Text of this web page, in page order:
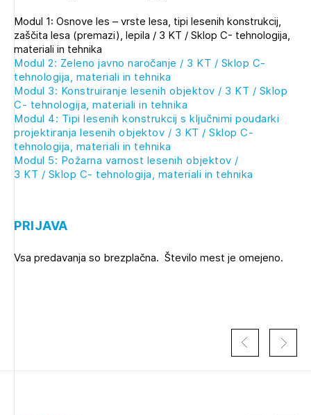
Modul 1: Osnove les – vrste lesa, tipi lesenih konstrukcij,
zaščita lesa (premazi), lepila / 3 KT / Sklop C- tehnologija,
materiali in tehnika
Modul 2: Zeleno javno naročanje / 3 KT / Sklop C-
tehnologija, materiali in tehnika
Modul 3: Konstruiranje lesenih objektov / 3 KT / Sklop
C- tehnologija, materiali in tehnika
Modul 4: Tipi lesenih konstrukcij s ključnimi poudarki
projektiranja lesenih objektov / 3 KT / Sklop C-
tehnologija, materiali in tehnika
Modul 5: Požarna varnost lesenih objektov /
3 KT / Sklop C- tehnologija, materiali in tehnika
PRIJAVA
Vsa predavanja so brezplačna. Število mest je omejeno.